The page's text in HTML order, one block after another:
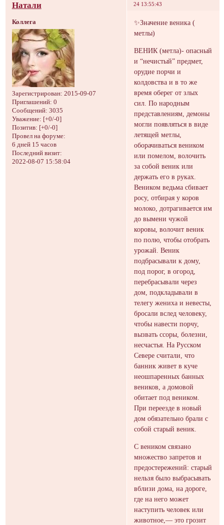
24 13:55:43
Натали
Коллега
Зарегистрирован: 2015-09-07
Приглашений: 0
Сообщений: 3035
Уважение: [+0/-0]
Позитив: [+0/-0]
Провел на форуме:
6 дней 15 часов
Последний визит:
2022-08-07 15:58:04
✨Значение веника (
метлы)
ВЕНИК (метла)- опасный
и “нечистый” предмет,
орудие порчи и
колдовства и в то же
время оберег от злых
сил. По народным
представлениям, демоны
могли появляться в виде
летящей метлы,
оборачиваться веником
или помелом, волочить
за собой веник или
держать его в руках.
Веником ведьма сбивает
росу, отбирая у коров
молоко, дотрагивается им
до вымени чужой
коровы, волочит веник
по полю, чтобы отобрать
урожай. Веник
подбрасывали к дому,
под порог, в огород,
перебрасывали через
дом, подкладывали в
телегу жениха и невесты,
бросали вслед человеку,
чтобы навести порчу,
вызвать ссоры, болезни,
несчастья. На Русском
Севере считали, что
банник живет в куче
неошпаренных банных
веников, а домовой
обитает под веником.
При переезде в новый
дом обязательно брали с
собой старый веник.
С веником связано
множество запретов и
предостережений: старый
нельзя было выбрасывать
вблизи дома, на дороге,
где на него может
наступить человек или
животное,— это грозит